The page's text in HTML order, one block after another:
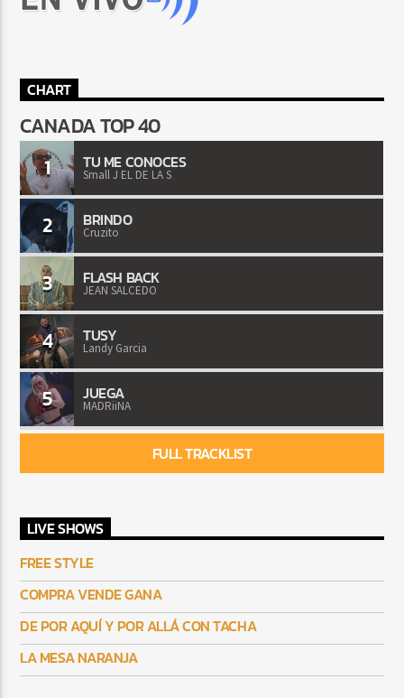
CHART
CANADA TOP 40
1 TU ME CONOCES
Small J EL DE LA S
2 BRINDO
Cruzito
3 FLASH BACK
JEAN SALCEDO
4 TUSY
Landy Garcia
5 JUEGA
MADRiiNA
FULL TRACKLIST
LIVE SHOWS
FREE STYLE
COMPRA VENDE GANA
DE POR AQUÍ Y POR ALLÁ CON TACHA
LA MESA NARANJA